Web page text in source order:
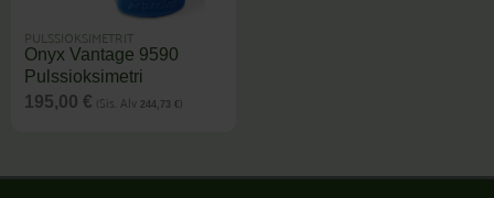
PULSSIOKSIMETRIT
Onyx Vantage 9590
Pulssioksimetri
195,00 € (Sis. Alv 244,73 € )